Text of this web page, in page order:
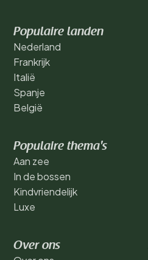
Populaire landen
Nederland
Frankrijk
Italië
Spanje
België
Populaire thema's
Aan zee
In de bossen
Kindvriendelijk
Luxe
Over ons